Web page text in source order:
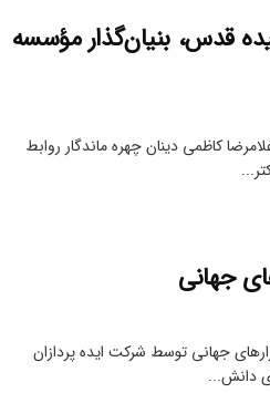
قدس، بنیان‌گذار مؤسسه
کاظمی دینان چهره ماندگار روابط
جهانی
جهانی توسط شرکت ایده پردازان
دانش...